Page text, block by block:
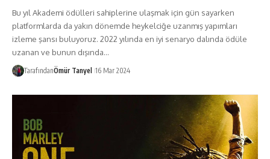
Bu yıl Akademi ödülleri sahiplerine ulaşmak için gün sayarken
platformlarda da yakın dönemde heykelciğe uzanmış yapımları
izleme şansı buluyoruz. 2022 yılında en iyi senaryo dalında ödüle
uzanan ve bunun dışında…
TarafındanÖmür Tanyel 16 Mar 2024